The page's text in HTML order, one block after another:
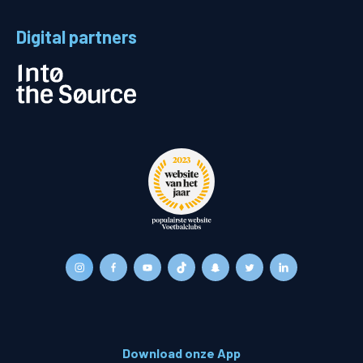
Digital partners
Download onze App